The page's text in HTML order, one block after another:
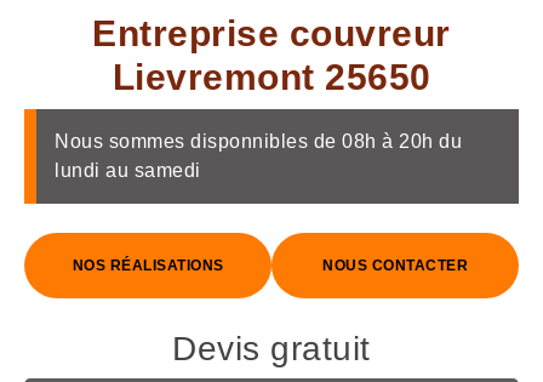
Entreprise couvreur
Lievremont 25650
Nous sommes disponnibles de 08h à 20h du
lundi au samedi
NOS RÉALISATIONS NOUS CONTACTER
Devis gratuit